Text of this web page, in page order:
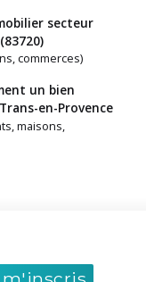
secteur
commerces)
un bien
en-Provence
maisons,